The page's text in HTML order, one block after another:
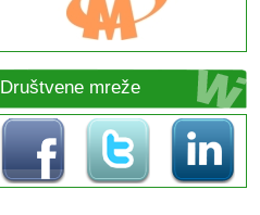
Društvene mreže